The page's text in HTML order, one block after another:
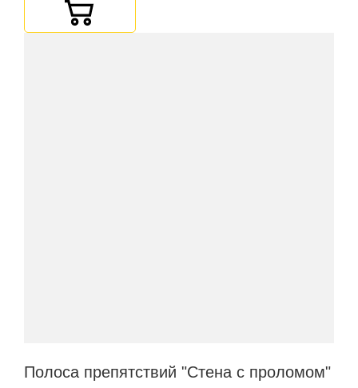
Полоса препятствий "Стена с проломом"